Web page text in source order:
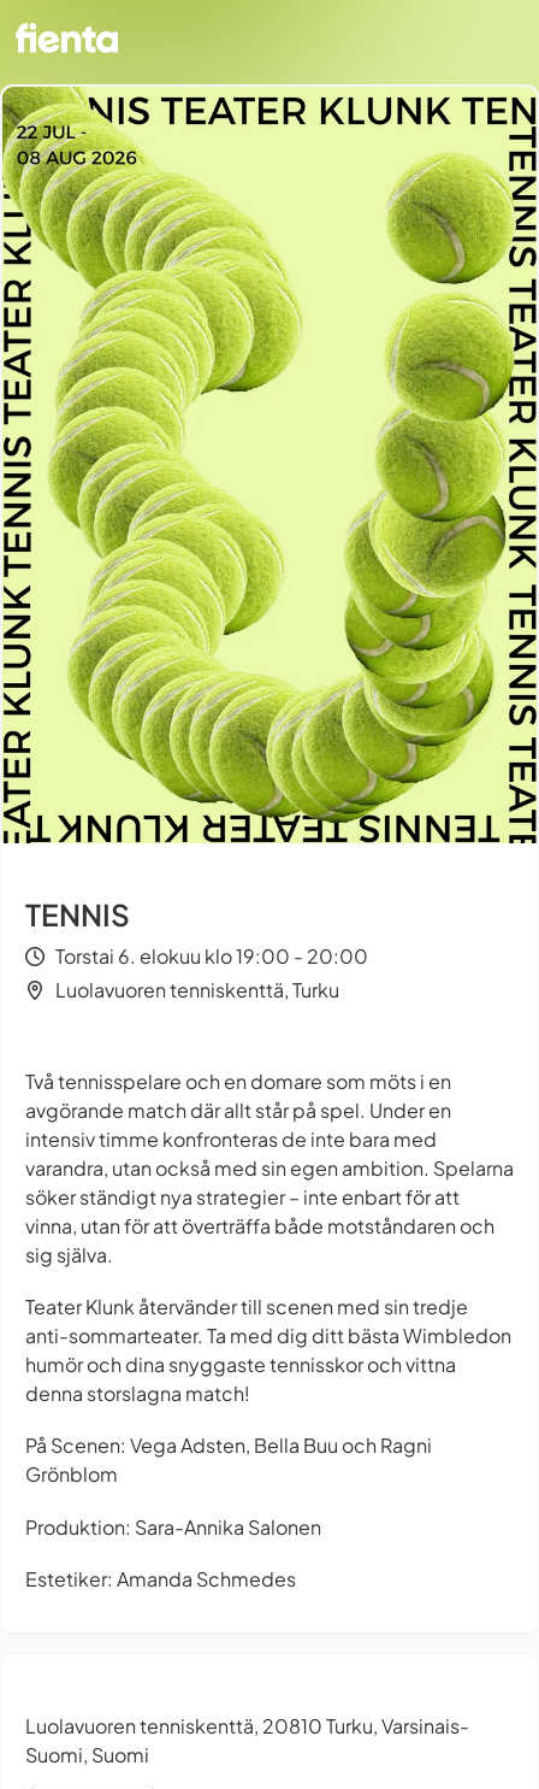
TENNIS
Torstai 6. elokuu klo 19:00 - 20:00
Luolavuoren tenniskenttä, Turku
Två tennisspelare och en domare som möts i en
avgörande match där allt står på spel. Under en
intensiv timme konfronteras de inte bara med
varandra, utan också med sin egen ambition. Spelarna
söker ständigt nya strategier – inte enbart för att
vinna, utan för att överträffa både motståndaren och
sig själva.
Teater Klunk återvänder till scenen med sin tredje
anti-sommarteater. Ta med dig ditt bästa Wimbledon
humör och dina snyggaste tennisskor och vittna
denna storslagna match!
På Scenen: Vega Adsten, Bella Buu och Ragni
Grönblom
Produktion: Sara-Annika Salonen
Estetiker: Amanda Schmedes
Luolavuoren tenniskenttä, 20810 Turku, Varsinais-
Suomi, Suomi